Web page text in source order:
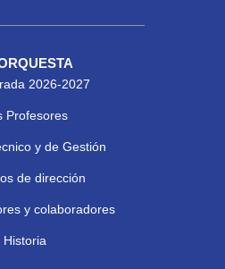
2026-2027
Profesores
y de Gestión
de dirección
y colaboradores
Historia